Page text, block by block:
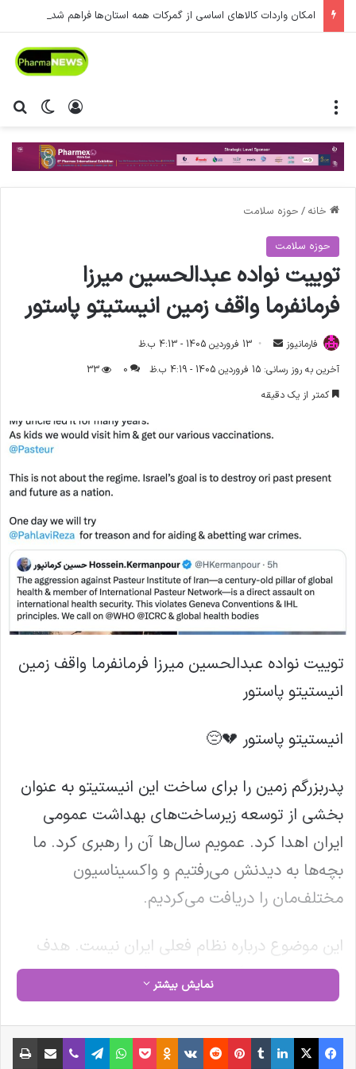
امکان واردات کالاهای اساسی از گمرکات همه استان‌ها فراهم شد.
تغییر ورود
خانه / حوزه سلامت
حوزه سلامت
توییت نواده عبدالحسین میرزا
فرمانفرما واقف زمین انیستیتو پاستور
فارمانیوز
ا
ا
م
13 فروردین 1405 - 4:13 ب.ظ
آخرین به روز رسانی: 15 فروردین 1405 - 4:19 ب.ظ
0
33
کمتر از یک دقیقه
توییت نواده عبدالحسین میرزا فرمانفرما واقف زمین
انیستیتو پاستور
انیستیتو پاستور 💔😔
پدربزرگم زمین را برای ساخت این انیستیتو به عنوان
بخشی از توسعه زیرساخت‌های بهداشت عمومی
ایران اهدا کرد. عمویم سال‌ها آن را رهبری کرد. ما
بچه‌ها به دیدنش می‌رفتیم و واکسیناسیون‌
مختلف‌مان را دریافت می‌کردیم.
این موضوع درباره نظام فعلی ایران نیست. هدف
اسرائیل نابودی گذشته، حال و آینده ما به عنوان یک
ملت است.
نوشته های مشابه
نمایش بیشتر
فیس بوک X لینکدین ‫تامبلر ‫پین‌ترست ‫رددیت ‫VKontakte
‫Odnoklassniki پاکت واتس آپ تلگرام وایبر اشتراک گذاری از طریق ایمیل